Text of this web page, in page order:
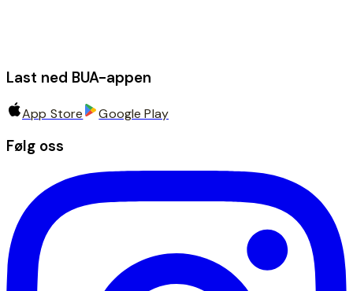
Last ned BUA-appen
App Store Google Play
Følg oss